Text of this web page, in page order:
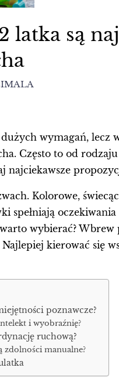
latka są
wymagań, lecz
Często to od
najciekawsze
Kolorowe,
spełniają
wybierać?
kierować się
poznawcze?
i wyobraźnię?
ruchową?
zdolności manualne?